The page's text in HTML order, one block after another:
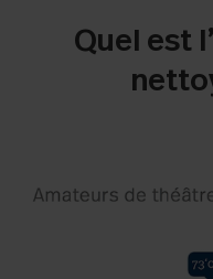
Quel est